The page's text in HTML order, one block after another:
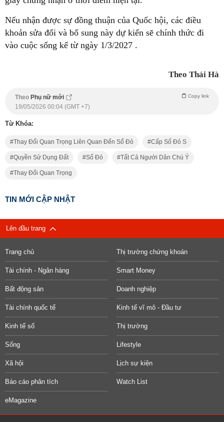
Nếu nhận được sự đồng thuận của Quốc hội, các điều
khoản sửa đổi và bổ sung này dự kiến sẽ chính thức đi
vào cuộc sống kể từ ngày 1/3/2027 .
Theo Thái Hà
Theo Phụ nữ mới Copy link
19/05/2026 00:04 (GMT +7)
Từ Khóa:
Thay Đổi Quan Trọng Liên Quan Đến Sổ Đỏ Cấp Sổ Đỏ S
Quyền Sử Dụng Đất Sổ Đỏ Tất Cả Người Dân Chú Ý
Thay Đổi Quan Trọng
TIN MỚI CẬP NHẬT
Lên đầu trang
Trang chủ Thị trường chứng khoán
Tài chính - Ngân hàng Smart Money
Bất động sản Doanh nghiệp
Tài chính quốc tế Kinh tế vĩ mô - Đầu tư
Kinh tế số Thị trường
Sống Lifestyle
Xã hội Lịch sự kiện
Báo cáo phân tích Watch List
eMagazine